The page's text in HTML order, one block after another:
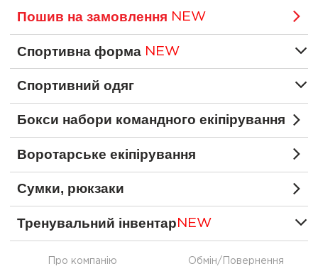
Пошив на замовлення NEW
Спортивна форма NEW
Спортивний одяг
Бокси набори командного екіпірування
Воротарське екіпірування
Сумки, рюкзаки
Тренувальний інвентар NEW
Про компанію Обмін/Повернення